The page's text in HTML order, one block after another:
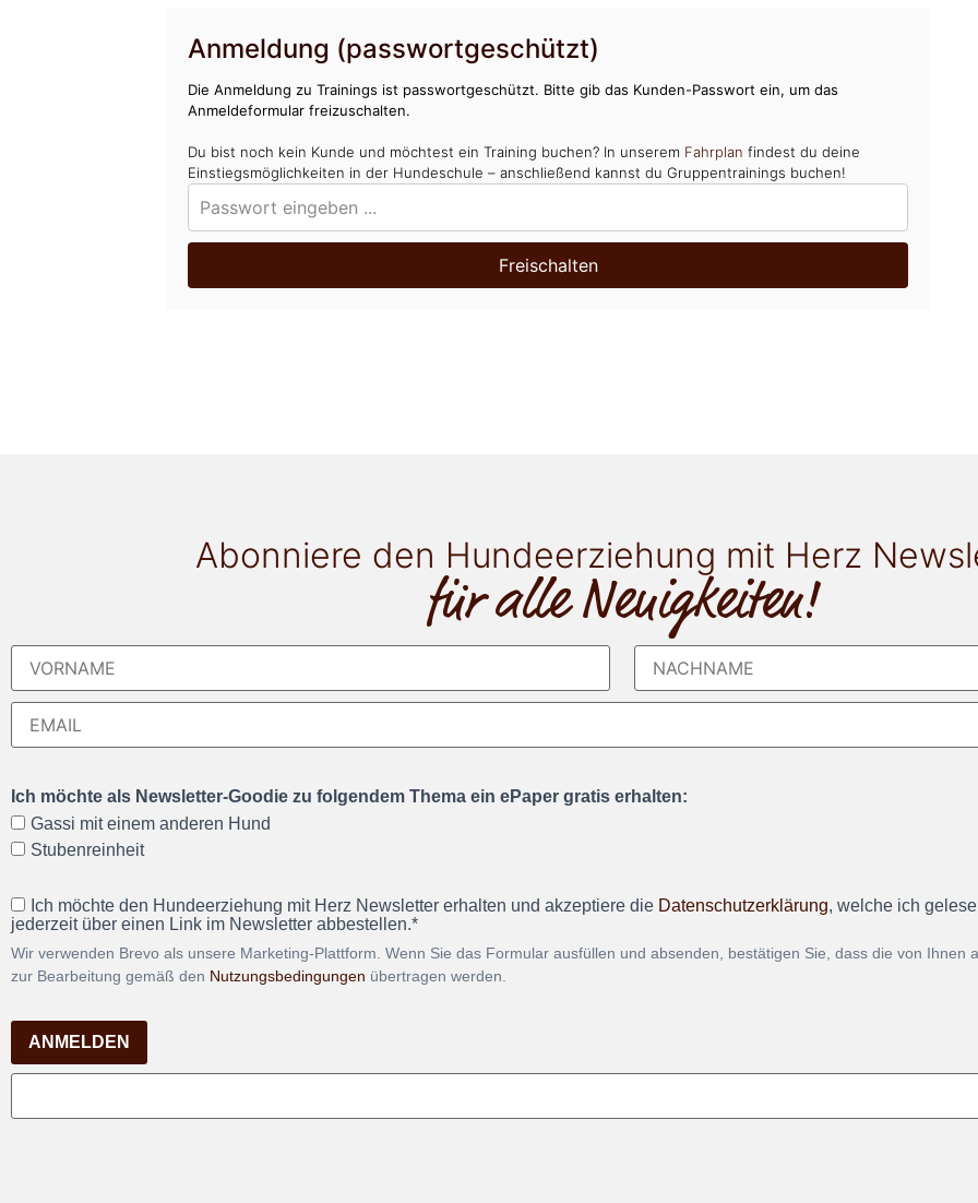
Anmeldung (passwortgeschützt)
Die Anmeldung zu Trainings ist passwortgeschützt. Bitte gib das Kunden-Passwort ein, um das
Anmeldeformular freizuschalten.
Du bist noch kein Kunde und möchtest ein Training buchen? In unserem Fahrplan findest du deine
Einstiegsmöglichkeiten in der Hundeschule – anschließend kannst du Gruppentrainings buchen!
Freischalten
Abonniere den Hundeerziehung mit Herz
für alle Neuigkeiten!
Ich möchte als Newsletter-Goodie zu folgendem Thema ein ePaper gratis erhalten:
Gassi mit einem anderen Hund
Stubenreinheit
Ich möchte den Hundeerziehung mit Herz Newsletter erhalten und akzeptiere die Datenschutzerklärung, welche ich
jederzeit über einen Link im Newsletter abbestellen.*
Wir verwenden Brevo als unsere Marketing-Plattform. Wenn Sie das Formular ausfüllen und absenden, bestätigen Sie, dass die von Ihnen
zur Bearbeitung gemäß den Nutzungsbedingungen übertragen werden.
ANMELDEN